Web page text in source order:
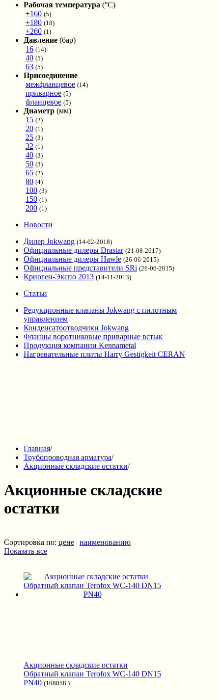
Рабочая температура (°С)
+160 (5)
+180 (18)
+260 (1)
Давление (бар)
16 (14)
40 (5)
63 (5)
Присоединение
межфланцевое (14)
приварное (5)
фланцевое (5)
Диаметр (мм)
15 (2)
20 (1)
25 (3)
32 (1)
40 (3)
50 (3)
65 (2)
80 (4)
100 (3)
150 (1)
200 (1)
Новости
Дилер Jokwang (14-02-2018)
Официальные дилеры Drastar (21-08-2017)
Официальные дилеры Hawle (26-06-2015)
Официальные представители SRi (26-06-2015)
Криоген-Экспо 2013 (14-11-2013)
Статьи
Редукционные клапаны Jokwang с пилотным
управлением
Конденсатоотводчики Jokwang
Фланцы воротниковые приварные встык
Продукция компании Kennametal
Нагревательные плиты Harry Gestigkeit CERAN
Главная/
Трубопроводная арматура/
Акционные складские остатки/
Акционные складские
остатки
Сортировка по: цене | наименованию
Показать все
Акционные складские остатки
Обратный клапан Terofox WC-140 DN15
PN40 (108858 )